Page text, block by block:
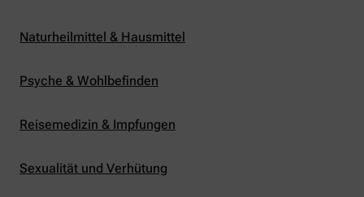
Naturheilmittel & Hausmittel
Psyche & Wohlbefinden
Reisemedizin & Impfungen
Sexualität und Verhütung